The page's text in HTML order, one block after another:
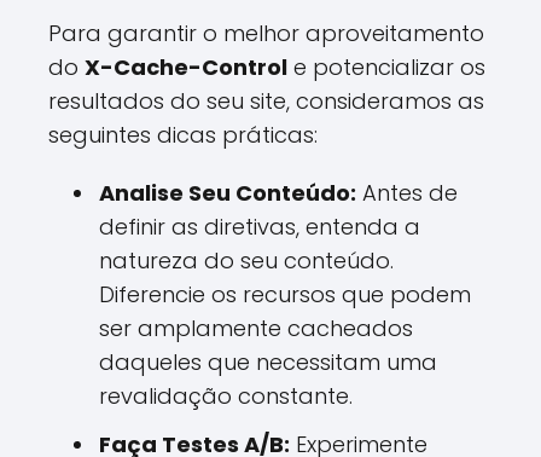
Para garantir o melhor aproveitamento
do X-Cache-Control e potencializar os
resultados do seu site, consideramos as
seguintes dicas práticas:
Analise Seu Conteúdo: Antes de
definir as diretivas, entenda a
natureza do seu conteúdo.
Diferencie os recursos que podem
ser amplamente cacheados
daqueles que necessitam uma
revalidação constante.
Faça Testes A/B: Experimente